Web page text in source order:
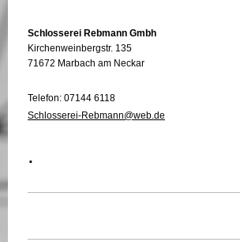
Schlosserei Rebmann Gmbh
Kirchenweinbergstr. 135
71672 Marbach am Neckar
Telefon: 07144 6118
Schlosserei-Rebmann@web.de
.